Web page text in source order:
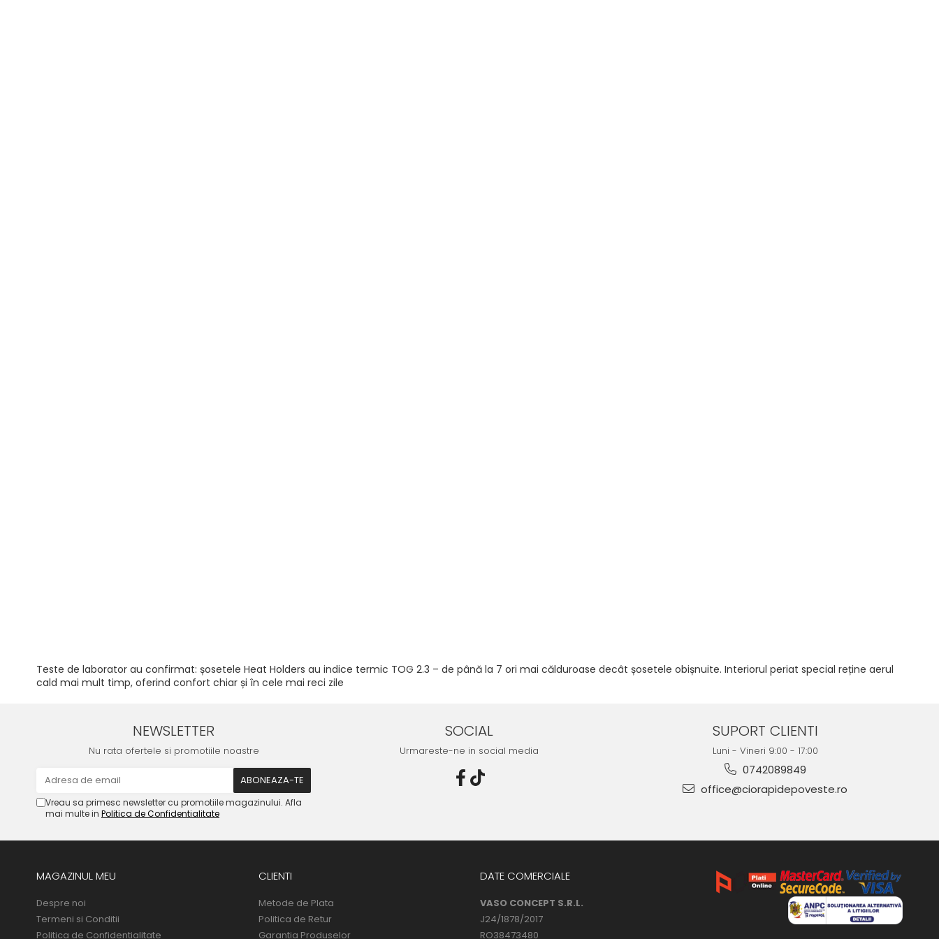
Teste de laborator au confirmat: șosetele Heat Holders au indice termic TOG 2.3 – de până la 7 ori mai călduroase decât șosetele obișnuite. Interiorul periat special reține aerul
cald mai mult timp, oferind confort chiar și în cele mai reci zile
NEWSLETTER
Nu rata ofertele si promotiile noastre
Vreau sa primesc newsletter cu promotiile magazinului. Afla
mai multe in Politica de Confidentialitate
SOCIAL
Urmareste-ne in social media
SUPORT CLIENTI
Luni - Vineri 9:00 - 17:00
0742089849
office@ciorapidepoveste.ro
MAGAZINUL MEU
Despre noi
Termeni si Conditii
Politica de Confidentialitate
CLIENTI
Metode de Plata
Politica de Retur
Garantia Produselor
DATE COMERCIALE
VASO CONCEPT S.R.L.
J24/1878/2017
RO38473480